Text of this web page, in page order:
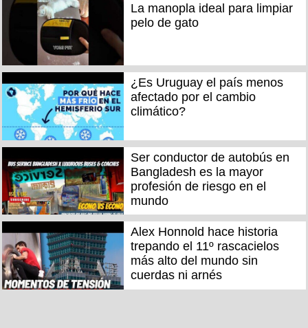
La manopla ideal para limpiar
pelo de gato
¿Es Uruguay el país menos
afectado por el cambio
climático?
Ser conductor de autobús en
Bangladesh es la mayor
profesión de riesgo en el
mundo
Alex Honnold hace historia
trepando el 11º rascacielos
más alto del mundo sin
cuerdas ni arnés